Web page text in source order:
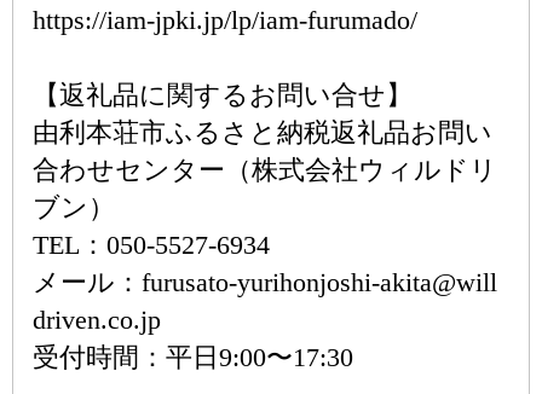
https://iam-jpki.jp/lp/iam-furumado/
【返礼品に関するお問い合せ】
由利本荘市ふるさと納税返礼品お問い
合わせセンター（株式会社ウィルドリ
ブン）
TEL：050-5527-6934
メール：furusato-yurihonjoshi-akita@will
driven.co.jp
受付時間：平日9:00〜17:30